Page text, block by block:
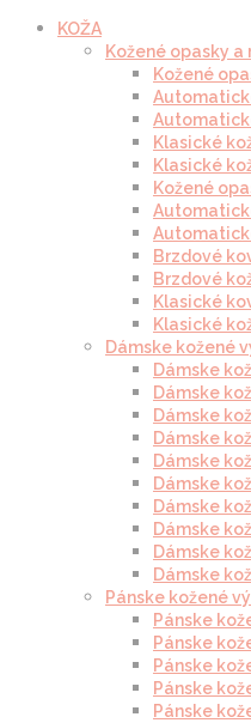
KOŽA
Kožené opasky a
Kožené
Klasické
Klasické
Kožené
Brzdové
Brzdové
Klasické
Klasické
Dámske kožené
Dámske
Dámske
Dámske
Dámske
Dámske
Dámske
Dámske
Dámske
Dámske
Dámske
Pánske kožené
Pánske
Pánske
Pánske
Pánske
Pánske